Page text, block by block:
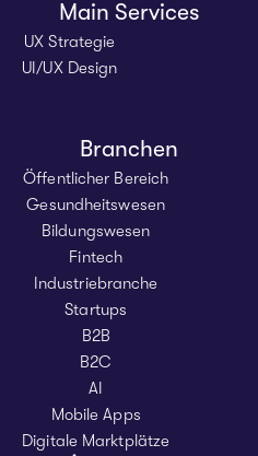
Main Services
UX Strategie
UI/UX Design
Branchen
Öffentlicher Bereich
Gesundheitswesen
Bildungswesen
Fintech
Industriebranche
Startups
B2B
B2C
AI
Mobile Apps
Digitale Marktplätze